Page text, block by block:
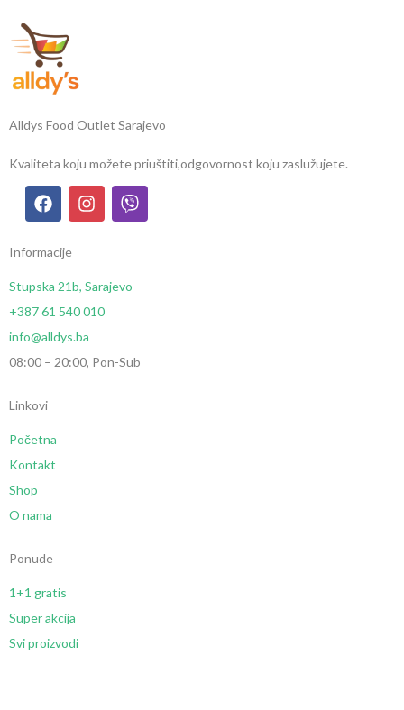
Alldys Food Outlet Sarajevo
Kvaliteta koju možete priuštiti,odgovornost koju zaslužujete.
Informacije
Stupska 21b, Sarajevo
+387 61 540 010
info@alldys.ba
08:00 – 20:00, Pon-Sub
Linkovi
Početna
Kontakt
Shop
O nama
Ponude
1+1 gratis
Super akcija
Svi proizvodi